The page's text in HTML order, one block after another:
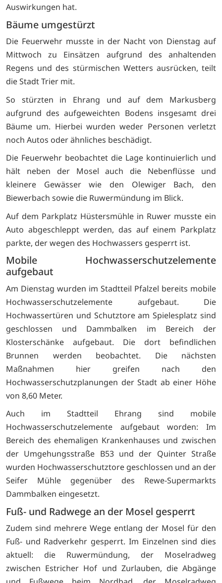
Auswirkungen hat.
Bäume umgestürzt
Die Feuerwehr musste in der Nacht von Dienstag auf
Mittwoch zu Einsätzen aufgrund des anhaltenden
Regens und des stürmischen Wetters ausrücken, teilt
die Stadt Trier mit.
So stürzten in Ehrang und auf dem Markusberg
aufgrund des aufgeweichten Bodens insgesamt drei
Bäume um. Hierbei wurden weder Personen verletzt
noch Autos oder ähnliches beschädigt.
Die Feuerwehr beobachtet die Lage kontinuierlich und
hält neben der Mosel auch die Nebenflüsse und
kleinere Gewässer wie den Olewiger Bach, den
Biewerbach sowie die Ruwermündung im Blick.
Auf dem Parkplatz Hüstersmühle in Ruwer musste ein
Auto abgeschleppt werden, das auf einem Parkplatz
parkte, der wegen des Hochwassers gesperrt ist.
Mobile Hochwasserschutzelemente
aufgebaut
Am Dienstag wurden im Stadtteil Pfalzel bereits mobile
Hochwasserschutzelemente aufgebaut. Die
Hochwassertüren und Schutztore am Spielesplatz sind
geschlossen und Dammbalken im Bereich der
Klosterschänke aufgebaut. Die dort befindlichen
Brunnen werden beobachtet. Die nächsten
Maßnahmen hier greifen nach den
Hochwasserschutzplanungen der Stadt ab einer Höhe
von 8,60 Meter.
Auch im Stadtteil Ehrang sind mobile
Hochwasserschutzelemente aufgebaut worden: Im
Bereich des ehemaligen Krankenhauses und zwischen
der Umgehungsstraße B53 und der Quinter Straße
wurden Hochwasserschutztore geschlossen und an der
Seifer Mühle gegenüber des Rewe-Supermarkts
Dammbalken eingesetzt.
Fuß- und Radwege an der Mosel gesperrt
Zudem sind mehrere Wege entlang der Mosel für den
Fuß- und Radverkehr gesperrt. Im Einzelnen sind dies
aktuell: die Ruwermündung, der Moselradweg
zwischen Estricher Hof und Zurlauben, die Abgänge